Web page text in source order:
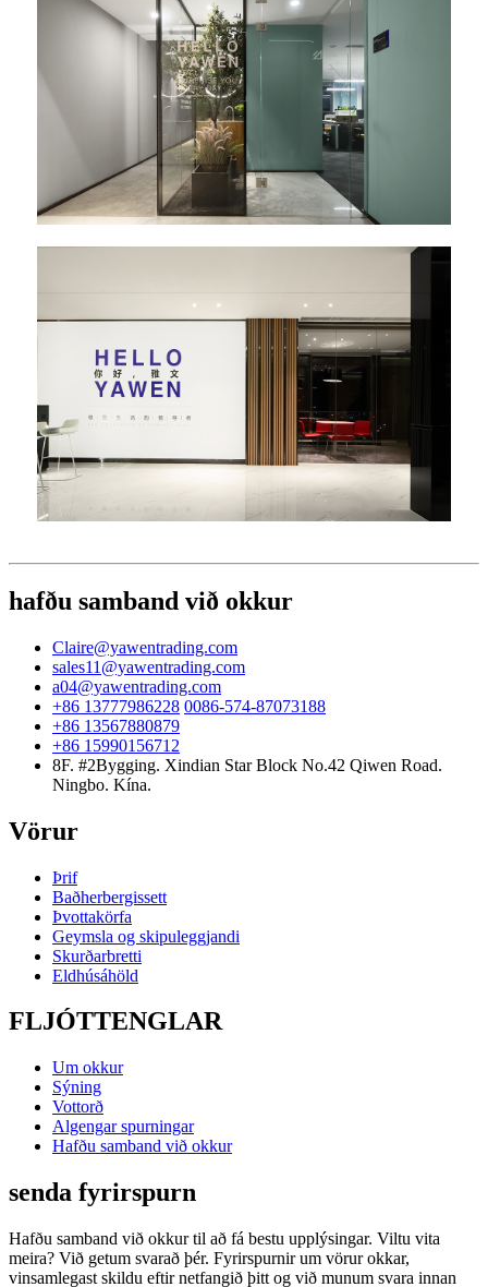
hafðu samband við okkur
Claire@yawentrading.com
sales11@yawentrading.com
a04@yawentrading.com
+86 13777986228 0086-574-87073188
+86 13567880879
+86 15990156712
8F. #2Bygging. Xindian Star Block No.42 Qiwen Road.
Ningbo. Kína.
Vörur
Þrif
Baðherbergissett
Þvottakörfa
Geymsla og skipuleggjandi
Skurðarbretti
Eldhúsáhöld
FLJÓTTENGLAR
Um okkur
Sýning
Vottorð
Algengar spurningar
Hafðu samband við okkur
senda fyrirspurn
Hafðu samband við okkur til að fá bestu upplýsingar. Viltu vita
meira? Við getum svarað þér. Fyrirspurnir um vörur okkar,
vinsamlegast skildu eftir netfangið þitt og við munum svara innan